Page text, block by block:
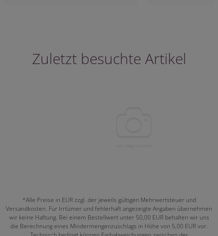
Zuletzt besuchte Artikel
*Alle Preise in EUR zzgl. der jeweils gültigen Mehrwertsteuer und
Versandkosten. Für Irrtümer und fehlerhaft angezeigte Angaben übernehmen
wir keine Haftung. Bei einem Bestellwert unter 50,00 EUR behalten wir uns
die Berechnung eines Mindermengenzuschlags in Höhe von 5,00 EUR vor.